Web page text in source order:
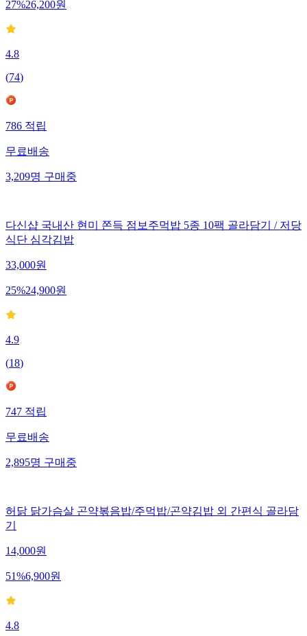
27%26,200원
4.8
(74)
786적립
무료배송
3,209명구매중
다신샵 국내산 현미 쫀득 점보주먹밥 5종 10팩 골라담기 / 저당
식단 심각김밥
33,000원
25%24,900원
4.9
(18)
747적립
무료배송
2,895명구매중
허닭 닭가슴살 곤약볶음밥/주먹밥/곤약김밥 외 간편식 골라담
기
14,000원
51%6,900원
4.8